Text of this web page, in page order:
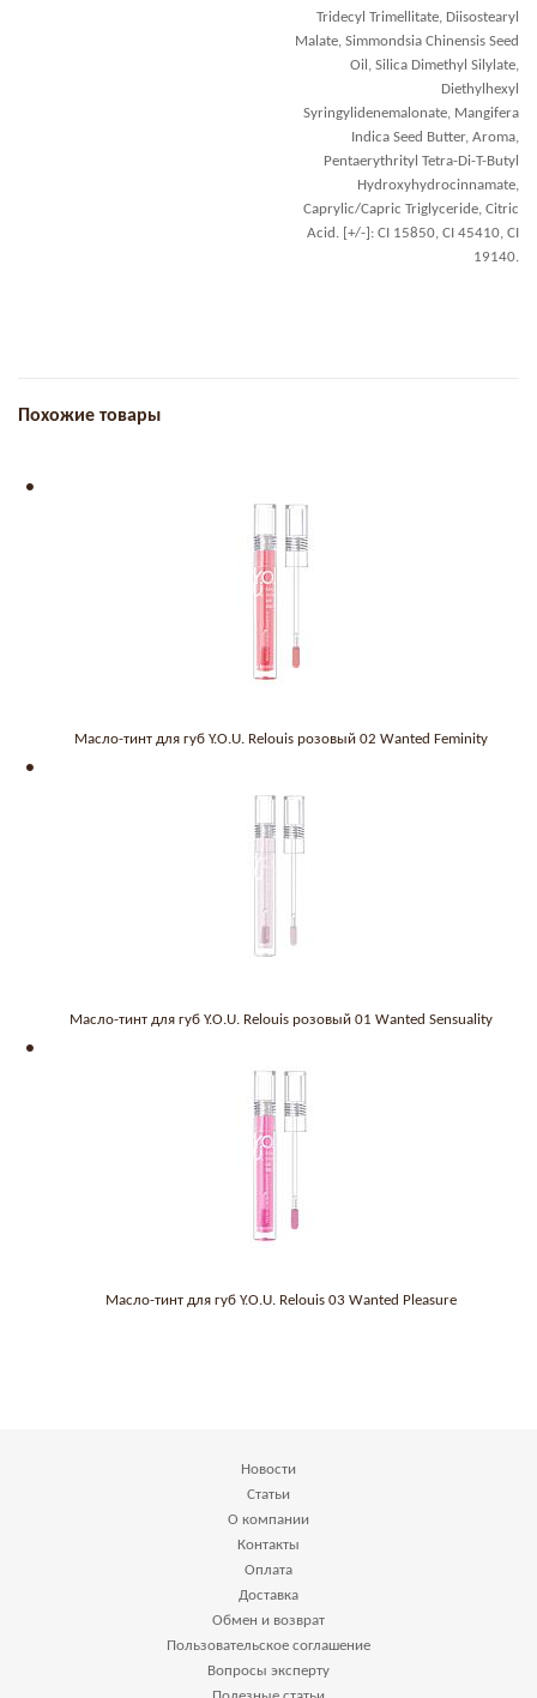
Tridecyl Trimellitate, Diisostearyl
Malate, Simmondsia Chinensis Seed
Oil, Silica Dimethyl Silylate,
Diethylhexyl
Syringylidenemalonate, Mangifera
Indica Seed Butter, Aroma,
Pentaerythrityl Tetra-Di-T-Butyl
Hydroxyhydrocinnamate,
Caprylic/Capric Triglyceride, Citric
Acid. [+/-]: CI 15850, CI 45410, CI
19140.
Похожие товары
Масло-тинт для губ Y.O.U. Relouis розовый 02 Wanted Feminity
Масло-тинт для губ Y.O.U. Relouis розовый 01 Wanted Sensuality
Масло-тинт для губ Y.O.U. Relouis 03 Wanted Pleasure
Новости
Статьи
О компании
Контакты
Оплата
Доставка
Обмен и возврат
Пользовательское соглашение
Вопросы эксперту